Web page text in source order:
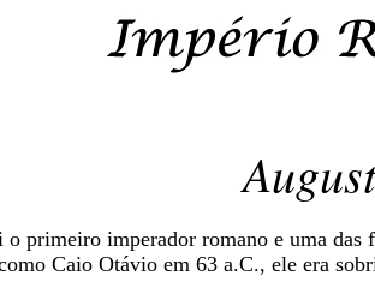
o primeiro imperador romano e uma das
Caio Otávio em 63 a.C., ele era